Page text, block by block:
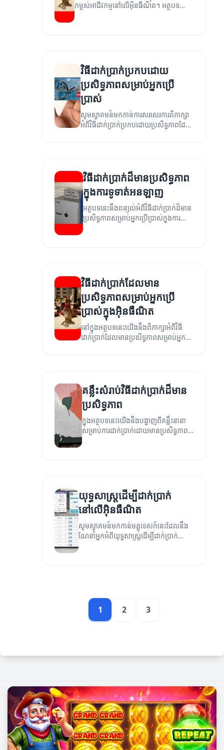
កម្ពស់អាជីវកម្មនៅលើអ៊ិនធឺណិត។ អត្ថបទនេះ
វិធីដាក់ប្រាក់ប្រកបដោយ
ប្រសិទ្ធភាពសម្រាប់អ្នកប្រើ
ប្រាស់
សូមស្វាគមន៍មកកាន់ការសរសេរការពិភាក្សា
អំពីវិធីដាក់ប្រាក់ប្រកបដោយប្រសិទ្ធភាពដែល
វិធីដាក់ប្រាក់ដ៏មានប្រសិទ្ធភាព
ក្នុងការទូទាត់អនឡាញ
អត្ថបទនេះនឹងពន្យល់អំពីវិធីដាក់ប្រាក់ដ៏មាន
ប្រសិទ្ធភាពសម្រាប់អ្នកប្រើប្រាស់ក្នុងការ
ទូទាត់អនឡាញ។
វិធីដាក់ប្រាក់ដែលមាន
ប្រសិទ្ធភាពសម្រាប់អ្នកប្រើ
ប្រាស់ក្នុងអ៊ិនធឺណិត
នៅក្នុងអត្ថបទនេះយើងនឹងពិភាក្សាអំពីវិធី
ដាក់ប្រាក់ដែលមានប្រសិទ្ធភាពសម្រាប់អ្នក
គន្លឹះសំរាប់វិធីដាក់ប្រាក់ដ៏មាន
ប្រសិទ្ធភាព
ក្នុងអត្ថបទនេះយើងនឹងបង្ហាញពីគន្លឹះនានា
សម្រាប់ការដាក់ប្រាក់ដោយមានប្រសិទ្ធភាព
ក្នុងវិស័យអនឡាញ។
យុទ្ធសាស្ត្រដើម្បីដាក់ប្រាក់
នៅលើអ៊ិនធឺណិត
សូមស្វាគមន៍មកកាន់មគ្គុទេសក៍នេះដែលនឹង
ណែនាំអ្នកអំពីយុទ្ធសាស្ត្រដើម្បីដាក់ប្រាក់
នៅលើអ៊ិនធឺណិតយ៉ាងមានប្រសិទ្ធភាព។
1 2 3